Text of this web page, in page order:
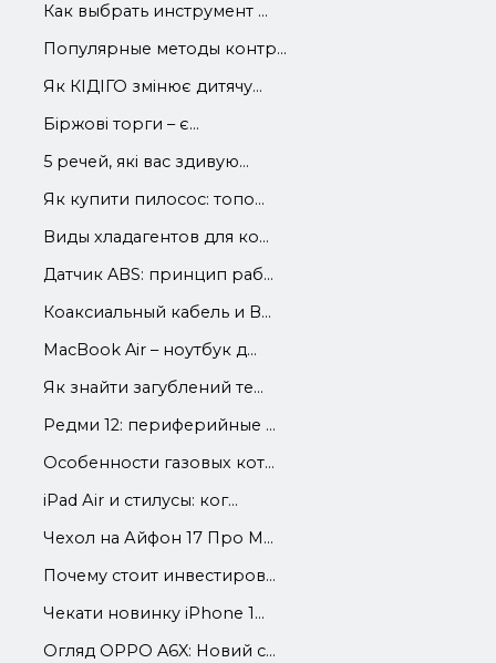
Как выбрать инструмент ...
Популярные методы контр...
Як КІДІГО змінює дитячу...
Біржові торги – є...
5 речей, які вас здивую...
Як купити пилосос: топо...
Виды хладагентов для ко...
Датчик ABS: принцип раб...
Коаксиальный кабель и В...
MacBook Air – ноутбук д...
Як знайти загублений те...
Редми 12: периферийные ...
Особенности газовых кот...
iРad Аir и стилусы: ког...
Чехол на Айфон 17 Про М...
Почему стоит инвестиров...
Чекати новинку iPhone 1...
Огляд OPPO A6X: Новий с...